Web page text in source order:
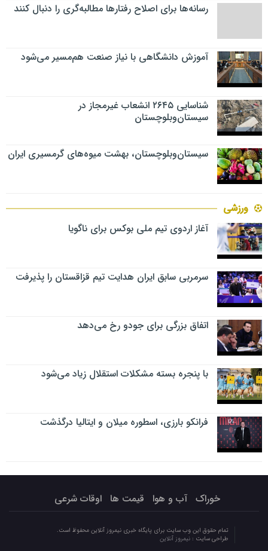
رسانه‌ها برای اصلاح رفتارها مطالبه‌گری را دنبال کنند
آموزش دانشگاهی با نیاز صنعت هم‌مسیر می‌شود
شناسایی ۲۶۴۵ انشعاب غیرمجاز در
سیستان‌وبلوچستان
سیستان‌وبلوچستان، بهشت میوه‌های گرمسیری ایران
ورزشی
آغاز اردوی تیم ملی بوکس برای ناگویا
سرمربی سابق ایران هدایت تیم قزاقستان را پذیرفت
اتفاق بزرگی برای جودو رخ می‌دهد
با پنجره بسته مشکلات استقلال زیاد می‌شود
فرانکو بارزی، اسطوره میلان و ایتالیا درگذشت
خوراک آب و هوا قیمت ها اوقات شرعی
تمام حقوق این وب سایت برای پایگاه خبری نیمروز آنلاین محفوظ است.
طراحی سایت : نیمروز آنلاین